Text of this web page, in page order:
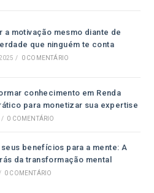
a motivação mesmo diante de
que ninguém te conta
/ 0 COMENTÁRIO
conhecimento em Renda
para monetizar sua expertise
/ 0 COMENTÁRIO
benefícios para a mente: A
da transformação mental
/ 0 COMENTÁRIO